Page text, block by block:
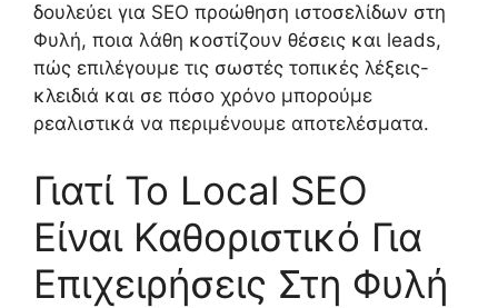
δουλεύει για SEO προώθηση ιστοσελίδων στη
Φυλή, ποια λάθη κοστίζουν θέσεις και leads,
πώς επιλέγουμε τις σωστές τοπικές λέξεις-
κλειδιά και σε πόσο χρόνο μπορούμε
ρεαλιστικά να περιμένουμε αποτελέσματα.
Γιατί Το Local SEO
Είναι Καθοριστικό Για
Επιχειρήσεις Στη Φυλή